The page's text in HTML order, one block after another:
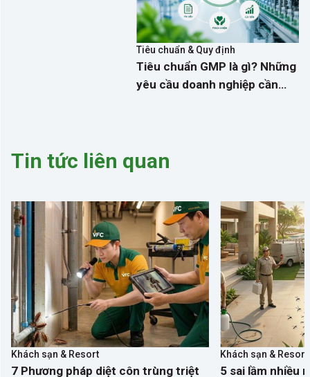
Tiêu chuẩn & Quy định
Tiêu chuẩn GMP là gì? Những
yêu cầu doanh nghiệp cần
Tin tức liên quan
Khách sạn & Resort
7 Phương pháp diệt côn trùng triệt
Khách sạn & Resort
5 sai lầm nhiều